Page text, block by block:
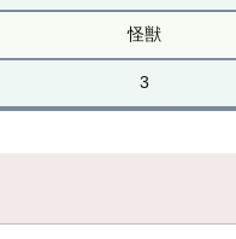
怪獣
3